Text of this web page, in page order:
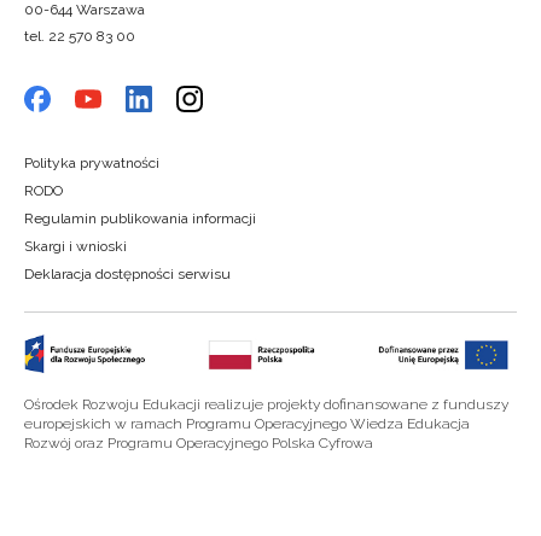
00-644 Warszawa
tel. 22 570 83 00
Polityka prywatności
RODO
Regulamin publikowania informacji
Skargi i wnioski
Deklaracja dostępności serwisu
Ośrodek Rozwoju Edukacji realizuje projekty dofinansowane z funduszy
europejskich w ramach Programu Operacyjnego Wiedza Edukacja
Rozwój oraz Programu Operacyjnego Polska Cyfrowa